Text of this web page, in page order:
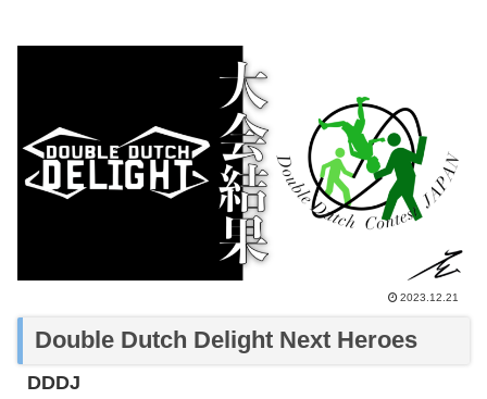
2023.12.21
Double Dutch Delight Next Heroes
DDDJ